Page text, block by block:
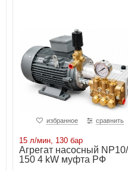
избранное сравнить
15 л/мин, 130 бар
Агрегат насосный
150 4 kW муфта РФ